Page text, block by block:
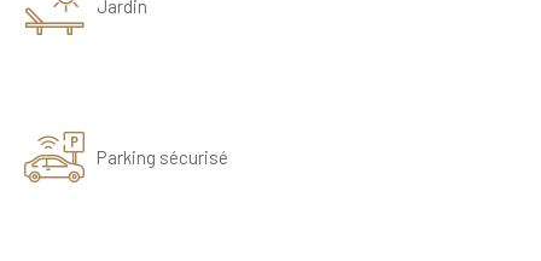
Jardin
Parking sécurisé